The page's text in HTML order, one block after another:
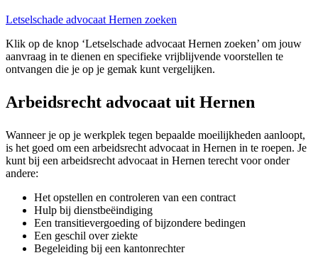
Letselschade advocaat Hernen zoeken
Klik op de knop ‘Letselschade advocaat Hernen zoeken’ om jouw
aanvraag in te dienen en specifieke vrijblijvende voorstellen te
ontvangen die je op je gemak kunt vergelijken.
Arbeidsrecht advocaat uit Hernen
Wanneer je op je werkplek tegen bepaalde moeilijkheden aanloopt,
is het goed om een arbeidsrecht advocaat in Hernen in te roepen. Je
kunt bij een arbeidsrecht advocaat in Hernen terecht voor onder
andere:
Het opstellen en controleren van een contract
Hulp bij dienstbeëindiging
Een transitievergoeding of bijzondere bedingen
Een geschil over ziekte
Begeleiding bij een kantonrechter